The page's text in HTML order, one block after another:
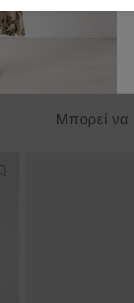
Μπορεί να
Προσθήκη στη λίστα αγαπημένων